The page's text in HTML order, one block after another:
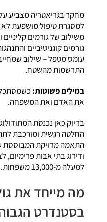
מחקר בגריאטריה מצביע
למסגרת טיפול מושפעת
עומס מטפל – שילוב
התרשמות מהשטח.
במילים פשוטות:
את האדם ואת המשפחה.
בדיוק כאן נכנסת
החלטה רגשית ומורכבת
התאמה מדויקת המבוססת
למעלה מ-13,000 משפחות.
מה מייחד את
בסטנדרט